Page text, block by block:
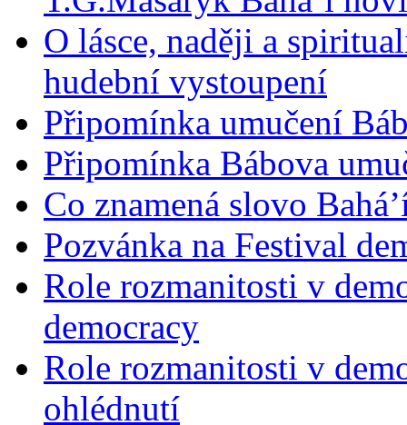
O lásce, naději a
hudební vystoupení
Připomínka umučení
Připomínka Bábova
Co znamená slovo
Pozvánka na Festival
Role rozmanitosti v
democracy
Role rozmanitosti v
ohlédnutí